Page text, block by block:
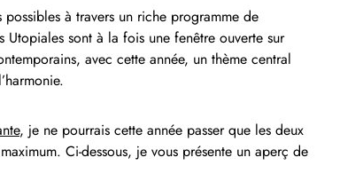
à travers un riche programme de
sont à la fois une fenêtre ouverte sur
avec cette année, un thème central
, je ne pourrais cette année passer que les deux
Ci-dessous, je vous présente un aperç de